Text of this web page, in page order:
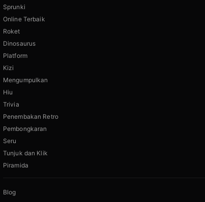
Sprunki
Online Terbaik
Roket
Dinosaurus
Platform
Kizi
Mengumpulkan
Hiu
Trivia
Penembakan Retro
Pembongkaran
Seru
Tunjuk dan Klik
Piramida
Blog